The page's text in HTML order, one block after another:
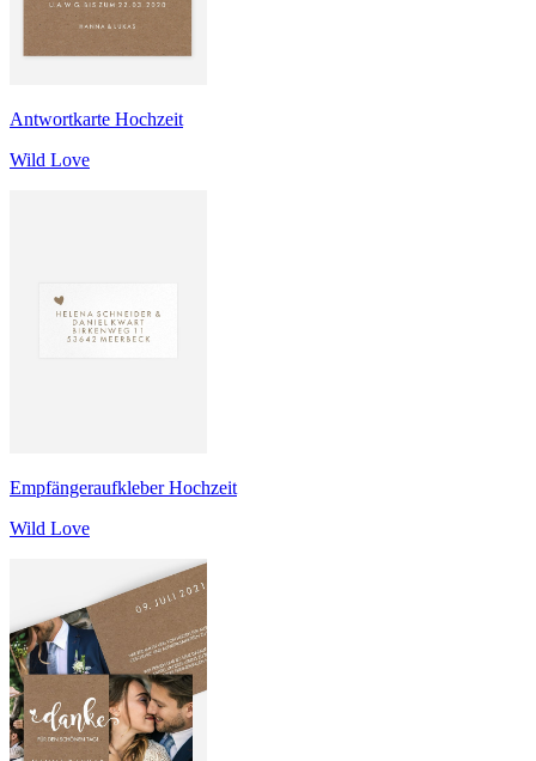
Antwortkarte Hochzeit
Wild Love
Empfängeraufkleber Hochzeit
Wild Love